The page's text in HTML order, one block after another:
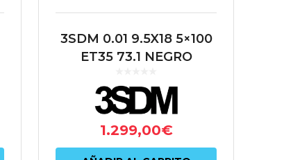
3SDM 0.01 9.5X18 5×100
ET35 73.1 NEGRO
1.299,00€